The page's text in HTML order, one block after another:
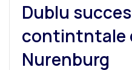
Dublu
contintntale
Nurenburg